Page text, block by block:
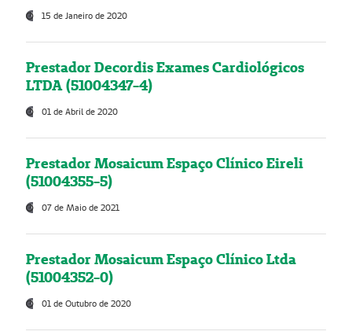
15 de Janeiro de 2020
Prestador Decordis Exames Cardiológicos
LTDA (51004347-4)
01 de Abril de 2020
Prestador Mosaicum Espaço Clínico Eireli
(51004355-5)
07 de Maio de 2021
Prestador Mosaicum Espaço Clínico Ltda
(51004352-0)
01 de Outubro de 2020